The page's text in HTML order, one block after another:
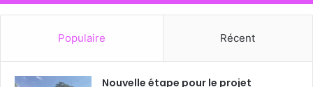
Populaire Récent
Nouvelle étape pour le projet